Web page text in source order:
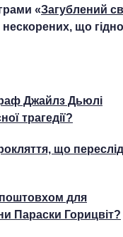
«Загублений
нескорених, що гідно
Джайлз Дьюлі
трагедії?
що
поштовхом для
Параски Горицвіт?